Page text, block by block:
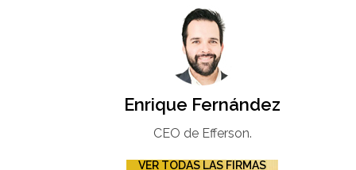
Enrique Fernández
CEO de Efferson.
VER TODAS LAS FIRMAS